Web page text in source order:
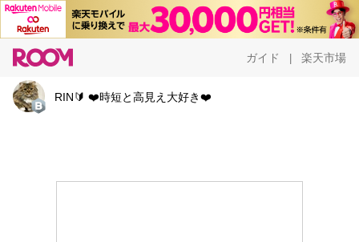
ガイド 楽天市場
RIN🔰 ❤️時短と高見え大好き❤️